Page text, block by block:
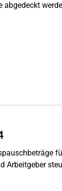
Arbeitgeber